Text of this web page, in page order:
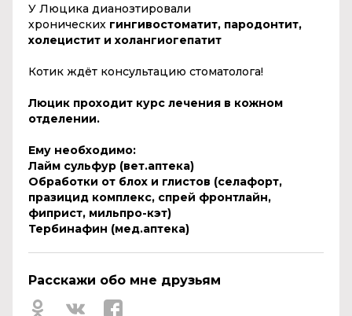
У Люцика дианозтировали
хронических гингивостоматит, пародонтит,
холецистит и холангиогепатит
Котик ждёт консультацию стоматолога!
Люцик проходит курс лечения в кожном
отделении.
Ему необходимо:
Лайм сульфур (вет.аптека)
Обработки от блох и глистов (селафорт,
празицид комплекс, спрей фронтлайн,
фиприст, мильпро-кэт)
Тербинафин (мед.аптека)
Расскажи обо мне друзьям